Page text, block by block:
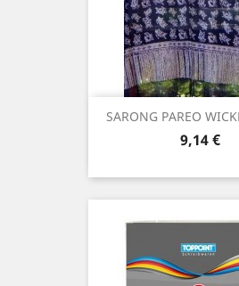
SARONG PAREO
Preis
9,14 €